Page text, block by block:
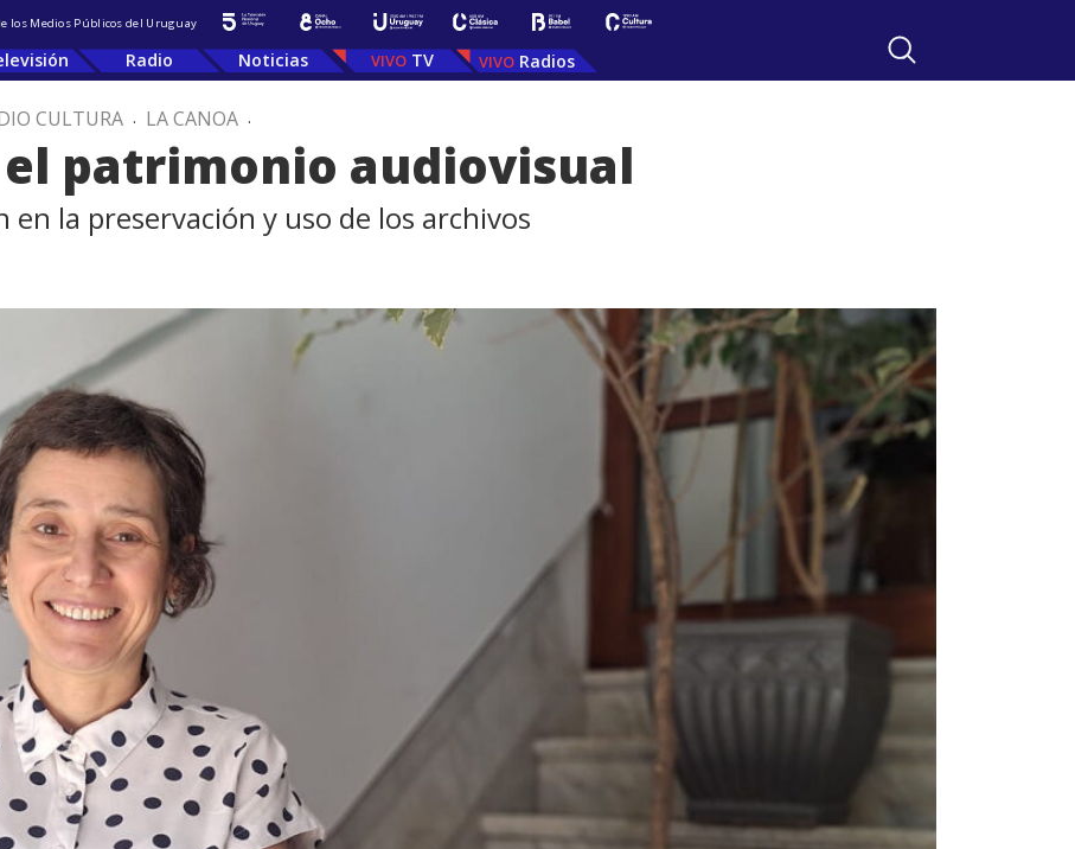
los Medios Públicos del Uruguay
Radio Noticias TV Radios
CULTURA . LA CANOA .
el patrimonio audiovisual
en la preservación y uso de los archivos